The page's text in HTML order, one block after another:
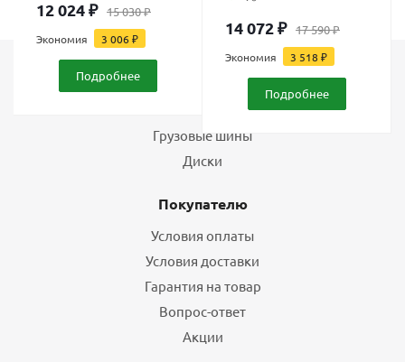
12 024₽ 15 030₽
Экономия 3 006₽
Подробнее
14 072₽ 17 590₽
Экономия 3 518 ₽
Подробнее
Грузовые шины
Диски
Покупателю
Условия оплаты
Условия доставки
Гарантия на товар
Вопрос-ответ
Акции